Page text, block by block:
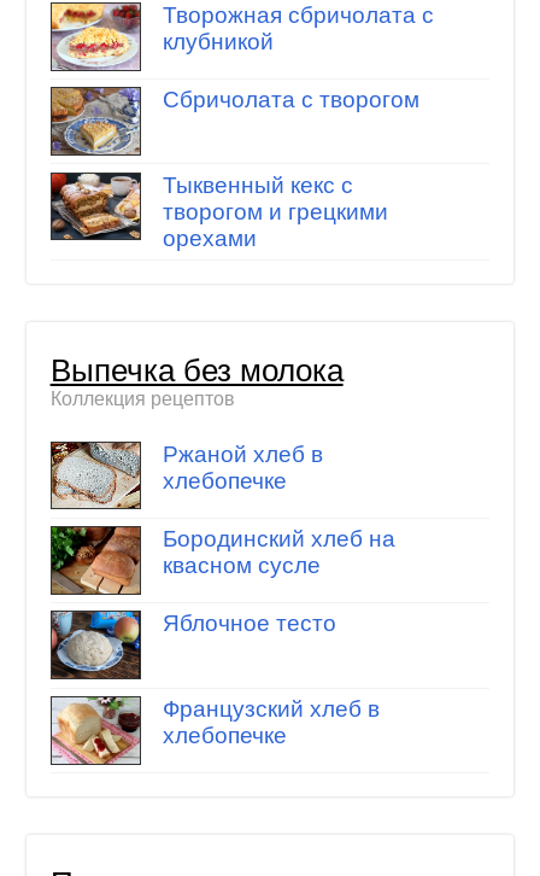
Творожная сбричолата с
клубникой
Сбричолата с творогом
Тыквенный кекс с
творогом и грецкими
орехами
Выпечка без молока
Коллекция рецептов
Ржаной хлеб в
хлебопечке
Бородинский хлеб на
квасном сусле
Яблочное тесто
Французский хлеб в
хлебопечке